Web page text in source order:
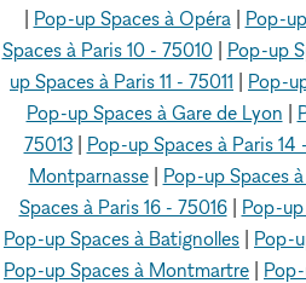
Pop-up Spaces à Opéra| Pop-
Spaces à Paris 10 - 75010| Pop-up
up Spaces à Paris 11 - 75011
Pop-
Pop-up Spaces à Gare de Lyon
75013| Pop-up Spaces à Paris 14
Montparnasse| Pop-up Spaces
Spaces à Paris 16 - 75016| Pop-up
Pop-up Spaces à Batignolles
Pop-
Pop-up Spaces à Montmartre